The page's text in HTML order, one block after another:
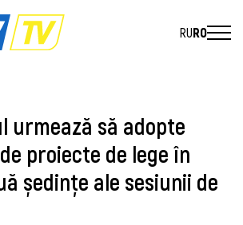
RURO
urmează să adopte
proiecte de lege în
ședințe ale sesiunii de